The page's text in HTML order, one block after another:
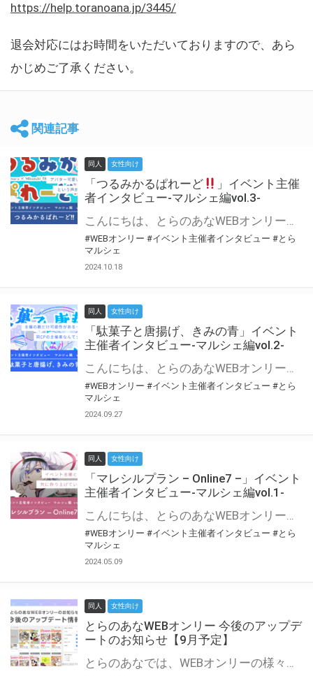
https://help.toranoana.jp/3445/
退会対応にはお時間をいただいておりますので、あら
かじめご了承ください。
関連記事
同人 女性向け
「つるみかるぱれーど
」イベント主催
者インタビュー-マルシェ編vol.3-
こんにちは、とらのあなWEBオンリー運営スタッフです。 新たにお届けする、イベント主催者インタビュー-マルシェ編-は、 とらのあなWEBオンリー「マルシェ」をご利用した主催様に 「マルシェ」を使って開催した感想や心がけをお聞きする企画です。 今回は、WEBオンリー初開催「つるみかるぱれーど
#WEBオンリー #イベント主催者インタビュー #とら
マルシェ
2024.10.18
同人 女性向け
「駄菓子と唐揚げ、きみの青」イベント
主催者インタビュー-マルシェ編vol.2-
こんにちは、とらのあなWEBオンリー運営スタッフです。 新たにお届けする、イベント主催者インタビュー-マルシェ編-は、 とらのあなWEBオンリー「マルシェ」をご利用の主催様に 「マルシェ」を使ってイベントを開催した感想や心がけをお聞きする企画です。 今回は、WEBオンリー初開催「駄菓子と唐揚げ、きみの青」より、 主催のぎこ六屋様にお話を伺いました。 協力：ぎこ六屋様／イベント公式Twitter（@krkgwks） とらのあなWEBオンリー「マルシェ」とは？ WEBオンリーでリアルタイムでコミュニケーションがとれるオンライン会場です。
#WEBオンリー #イベント主催者インタビュー #とら
マルシェ
2024.09.27
同人 女性向け
「マレシルプラン – Online7 –」イベント
主催者インタビュー-マルシェ編vol.1-
こんにちは、とらのあなWEBオンリー運営スタッフです。 新たにお届けする、イベント主催者インタビュー-マルシェ編-は、 とらのあなWEBオンリー「マルシェ」をご利用した主催様に 「マルシェ」を使って開催した感想や心がけをお聞きする企画です。 今回は、WEBオンリー開催7回目迎えた「マレシルプラン – Online7 –」より、 主催の玉川うた様にお話を伺いました。 ▼マレシルプランのインタビュー前回記事 「イベント主催者インタビュー vol.6」はこちら 協力：玉川うた様（マレシルプラン実行委員会 代表）／イベント公式Twitter（@mallesil_plan） とらのあなWEBオンリー「マルシェ」とは？ WEBオンリーでリアルタイムでコミュニケーションがとれるオンライン会場です。
#WEBオンリー #イベント主催者インタビュー #とら
マルシェ
2024.05.09
同人 女性向け
とらのあなWEBオンリー 今後のアップデ
ートのお知らせ【9月予定】
とらのあなでは、WEBオンリーの様々な支援を実施しています。 今回は2021年9月に実装を予定しているアップデート情報についてご紹介いたします。 とらのあなWEBオンリーサイトはこちら